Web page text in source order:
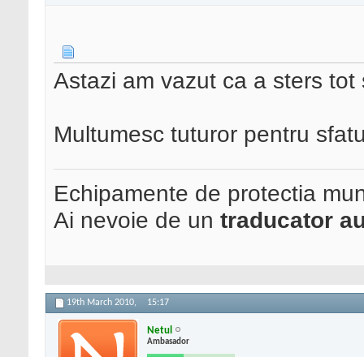
Astazi am vazut ca a sters
Multumesc tuturor pentru
Echipamente de protectia
Ai nevoie de un traducator
19th March 2010, 15:17
Netul
Ambasador